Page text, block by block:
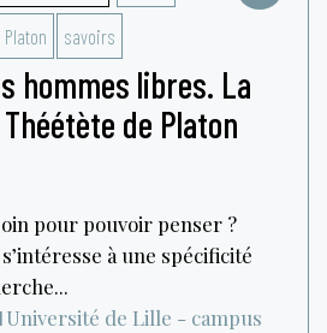
Platon savoirs
hommes libres. La
de Platon
pour pouvoir penser ?
à une spécificité
Université de Lille - campus